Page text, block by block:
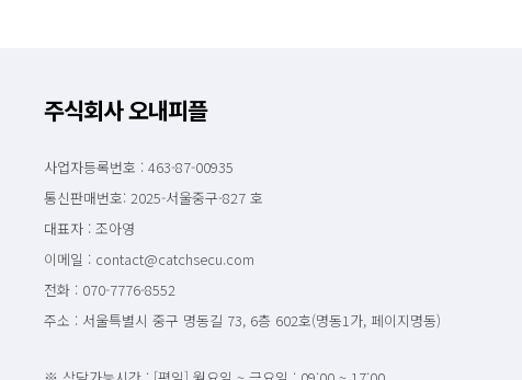
주식회사 오내피플
사업자등록번호 : 463-87-00935
통신판매번호: 2025-서울중구-827 호
대표자 : 조아영
이메일 : contact@catchsecu.com
전화 : 070-7776-8552
주소 : 서울특별시 중구 명동길 73, 6층 602호(명동1가, 페이지명동)